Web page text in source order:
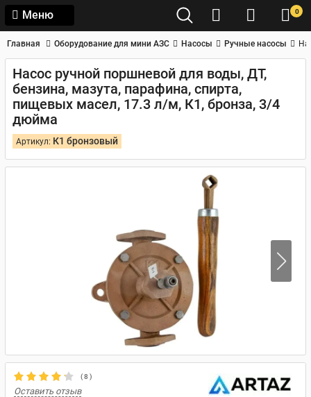
Меню 0
Главная Оборудование для мини АЗС Насосы Ручные насосы
Насос ручной поршневой для воды, ДТ,
бензина, мазута, парафина, спирта,
пищевых масел, 17.3 л/м, К1, бронза, 3/4
дюйма
Артикул: К1 бронзовый
(8 )
Оставить отзыв